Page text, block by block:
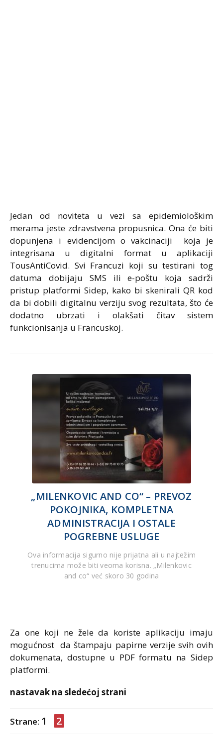
Jedan od noviteta u vezi sa epidemiološkim
merama jeste zdravstvena propusnica. Ona će biti
dopunjena i evidencijom o vakcinaciji koja je
integrisana u digitalni format u aplikaciji
TousAntiCovid. Svi Francuzi koji su testirani tog
datuma dobijaju SMS ili e-poštu koja sadrži
pristup platformi Sidep, kako bi skenirali QR kod
da bi dobili digitalnu verziju svog rezultata, što će
dodatno ubrzati i olakšati čitav sistem
funkcionisanja u Francuskoj.
„MILENKOVIC AND CO“ – PREVOZ
POKOJNIKA, KOMPLETNA
ADMINISTRACIJA I OSTALE
POGREBNE USLUGE
Ova informacija sigurno nije prijatna ali u najtežim
trenucima može biti veoma korisna. „Milenkovic
and co“ već skoro 30 godina
Za one koji ne žele da koriste aplikaciju imaju
mogućnost da štampaju papirne verzije svih ovih
dokumenata, dostupne u PDF formatu na Sidep
platformi.
nastavak na sledećoj strani
Strane: 1 2